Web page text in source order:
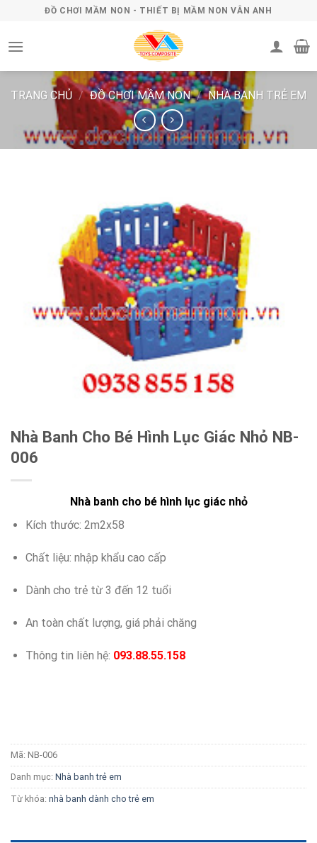
content
ĐỒ CHƠI MẦM NON - THIẾT BỊ MẦM NON VÂN ANH
TRANG CHỦ / ĐỒ CHƠI MẦM NON / NHÀ BANH TRẺ EM
Nhà Banh Cho Bé Hình Lục Giác Nhỏ NB-
006
Nhà banh cho bé hình lục giác nhỏ
Kích thước: 2m2x58
Chất liệu: nhập khẩu cao cấp
Dành cho trẻ từ 3 đến 12 tuổi
An toàn chất lượng, giá phải chăng
Thông tin liên hệ: 093.88.55.158
Mã: NB-006
Danh mục: Nhà banh trẻ em
Từ khóa: nhà banh dành cho trẻ em